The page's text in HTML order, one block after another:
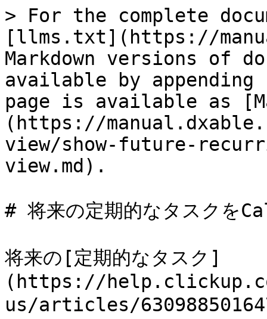
> For the complete
[llms.txt](https://
Markdown versions of
available by
page is available as
(https://
view/show-future-
view.md).
# 将来の定期的なタスクを
将来の[定期的なタスク]
(https://
us/articles/